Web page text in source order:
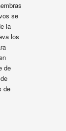
se
la
los
de
de